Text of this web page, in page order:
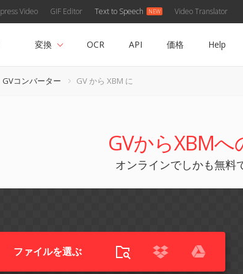
Video GIF Editor Text to Speech Video Translator
変換 OCR API 価格 Help
GVコンバーター GV から XBM に
GVからXBM
オンラインでしかも無料
ファイルを選ぶ